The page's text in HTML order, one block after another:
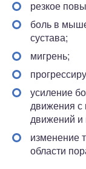
резкое
боль в
сустава;
мигрень;
усиление
движения
движений и
изменение
области